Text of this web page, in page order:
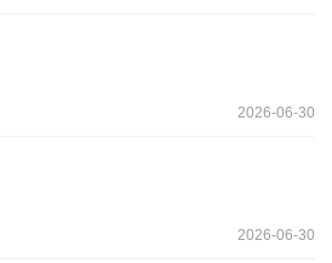
2026-06-30
2026-06-30